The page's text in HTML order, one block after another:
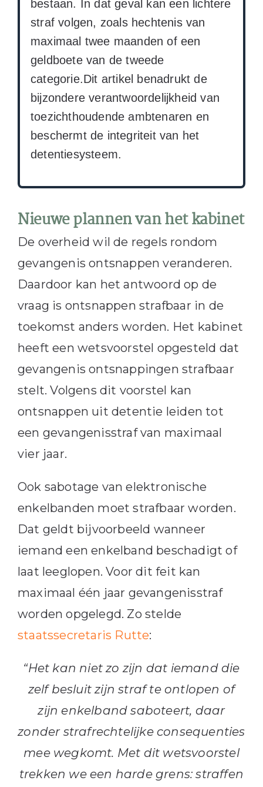
bestaan. In dat geval kan een lichtere
straf volgen, zoals hechtenis van
maximaal twee maanden of een
geldboete van de tweede
categorie.Dit artikel benadrukt de
bijzondere verantwoordelijkheid van
toezichthoudende ambtenaren en
beschermt de integriteit van het
detentiesysteem.
Nieuwe plannen van het kabinet
De overheid wil de regels rondom
gevangenis ontsnappen veranderen.
Daardoor kan het antwoord op de
vraag is ontsnappen strafbaar in de
toekomst anders worden. Het kabinet
heeft een wetsvoorstel opgesteld dat
gevangenis ontsnappingen strafbaar
stelt. Volgens dit voorstel kan
ontsnappen uit detentie leiden tot
een gevangenisstraf van maximaal
vier jaar.
Ook sabotage van elektronische
enkelbanden moet strafbaar worden.
Dat geldt bijvoorbeeld wanneer
iemand een enkelband beschadigt of
laat leeglopen. Voor dit feit kan
maximaal één jaar gevangenisstraf
worden opgelegd. Zo stelde
staatssecretaris Rutte:
“Het kan niet zo zijn dat iemand die
zelf besluit zijn straf te ontlopen of
zijn enkelband saboteert, daar
zonder strafrechtelijke consequenties
mee wegkomt. Met dit wetsvoorstel
trekken we een harde grens: straffen